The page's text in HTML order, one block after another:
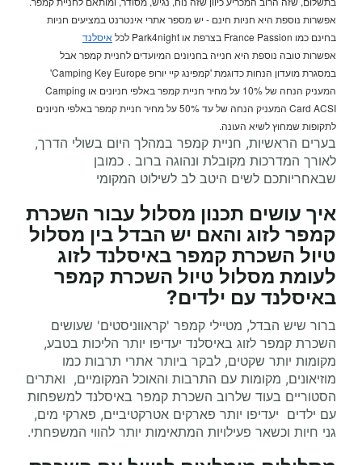
אפשרות נוספת היא חניות חינם - יש מספר אתרי אינטרנט במציעים חניות
בחינם כמו France Passion בצרפת או Park4night לכל
איסלנד
אפשרות טובה נוספת היא חנייה בחניונים המיועדים לחניית קמפר אבל
במסגרת מועדון הנחות כדוגמת 'קמפינג קיי יורופ Camping Key Europe'
המעניק הנחה של 10% על מחיר חניית קמפר באלפי חניונים או Camping
Card ACSI המעניק הנחה של עד 50% על מחיר חניית קמפר באלפי חניונים
לתקופות שמחוץ לשיא העונה.
בערים הראשיות, חניית קמפר במהלך היום בשולי הדרך,
לאורך המדרכות מקובלת ונהוגה ברוב . כמובן
שבאחריותכם לשים היטב לב לשילוט המקומי
איך עושים תכנון מסלול עבור השכרת
קמפר לזוג והאם יש הבדל בין מסלול
טיול השכרת קמפר באיסלנד לזוג
לעומת מסלול טיול השכרת קמפר
באיסלנד עם ילדים?
ברור שיש הבדל, מטיילי קמפר 'קראווניסטים' שעושים
השכרת קמפר לזוג באיסלנד יעדיפו יותר הליכות בטבע,
מקומות יותר שקטים, לבקר ביותר אתרי תרבות כמו
מוזיאונים, מקומות עם התרבות והאוכל המקומיים, ואתרים
הסטוריים בעוד שלרוב השכרת קמפר באיסלנד למשפחות
עם ילדים יעדיפו יותר פארקים אטרקטיביים, פארקי מים,
גני חיות וכשאר פעילויות המתאימות יותר להווי המשפחתי.